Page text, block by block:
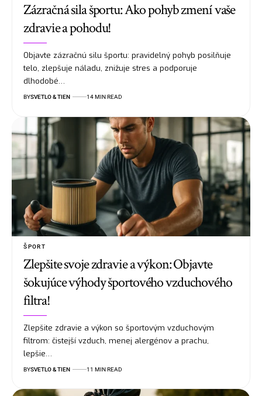
Zázračná sila športu: Ako pohyb zmení vaše
zdravie a pohodu!
Objavte zázračnú silu športu: pravidelný pohyb posilňuje
telo, zlepšuje náladu, znižuje stres a podporuje
dlhodobé…
BYSVETLO & TIEN 14 MIN READ
ŠPORT
Zlepšite svoje zdravie a výkon: Objavte
šokujúce výhody športového vzduchového
filtra!
Zlepšite zdravie a výkon so športovým vzduchovým
filtrom: čistejší vzduch, menej alergénov a prachu,
lepšie…
BYSVETLO & TIEN 11 MIN READ